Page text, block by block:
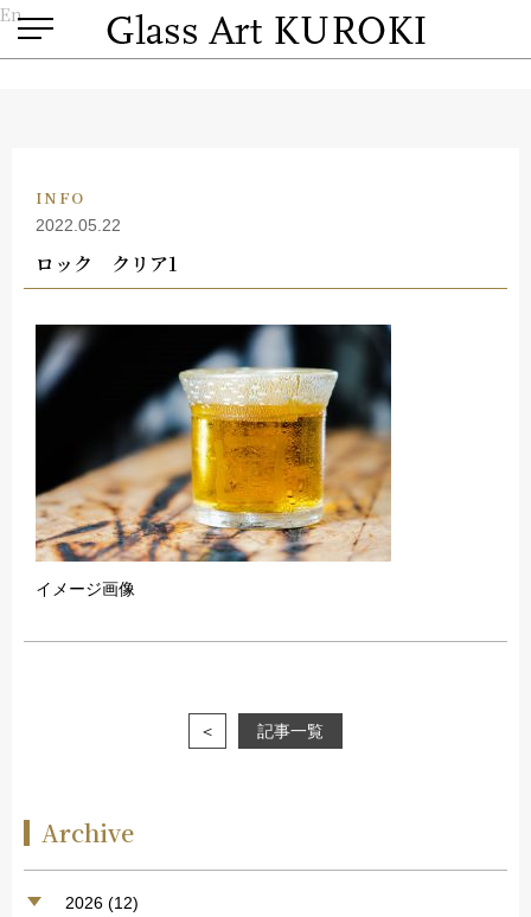
En
INFO
2022.05.22
ロック クリア1
イメージ画像
＜ 記事一覧
Archive
2026 (12)